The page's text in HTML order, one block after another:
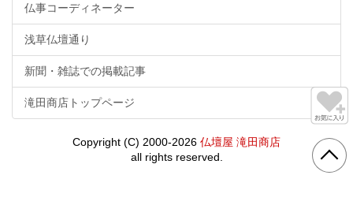
仏事コーディネーター
浅草仏壇通り
新聞・雑誌での掲載記事
滝田商店トップページ
Copyright (C) 2000-2026 仏壇屋 滝田商店
all rights reserved.